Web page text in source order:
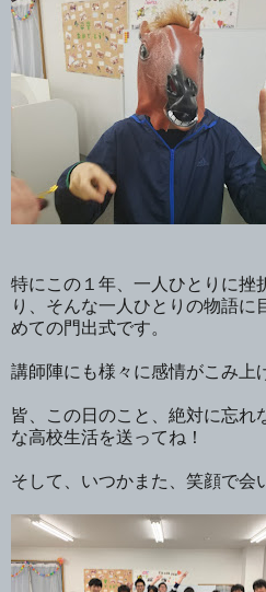
特にこの１年、一人ひとりに挫
り、そんな一人ひとりの物語に
めての門出式です。
講師陣にも様々に感情がこみ上
皆、この日のこと、絶対に忘れ
な高校生活を送ってね！
そして、いつかまた、笑顔で会